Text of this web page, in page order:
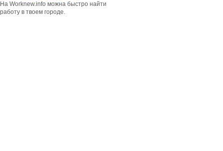
На Worknew.info можна быстро найти
работу в твоем городе.